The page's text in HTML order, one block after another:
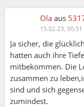
Ola aus
15.02.23, 00:51
Ja sicher, die
hatten auch ihre
mitbekommen. Die
zusammen zu
sind und sich
zumindest.